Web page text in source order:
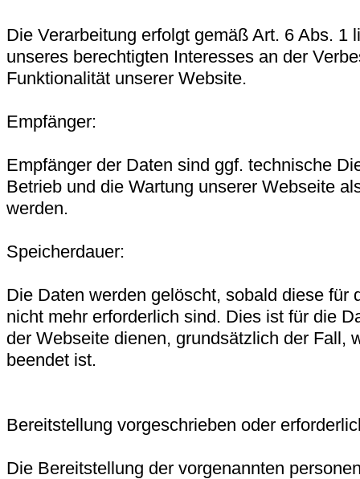
Die Verarbeitung erfolgt gemäß Art. 6 Abs. 1
unseres berechtigten Interesses an der
Funktionalität unserer Website.
Empfänger:
Empfänger der Daten sind ggf. technische
Betrieb und die Wartung unserer Webseite
werden.
Speicherdauer:
Die Daten werden gelöscht, sobald diese für
nicht mehr erforderlich sind. Dies ist für die
der Webseite dienen, grundsätzlich der Fall,
beendet ist.
Bereitstellung vorgeschrieben oder
Die Bereitstellung der vorgenannten